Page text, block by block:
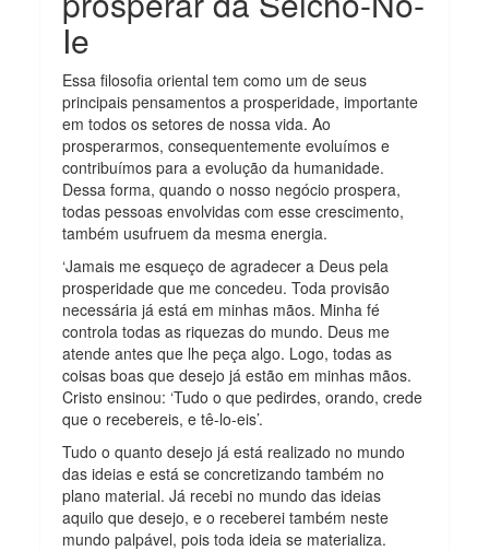
Ie
Essa filosofia oriental tem como um de seus
principais pensamentos a prosperidade, importante
em todos os setores de nossa vida. Ao
prosperarmos, consequentemente evoluímos e
contribuímos para a evolução da humanidade.
Dessa forma, quando o nosso negócio prospera,
todas pessoas envolvidas com esse crescimento,
também usufruem da mesma energia.
‘Jamais me esqueço de agradecer a Deus pela
prosperidade que me concedeu. Toda provisão
necessária já está em minhas mãos. Minha fé
controla todas as riquezas do mundo. Deus me
atende antes que lhe peça algo. Logo, todas as
coisas boas que desejo já estão em minhas mãos.
Cristo ensinou: ‘Tudo o que pedirdes, orando, crede
que o recebereis, e tê-lo-eis’.
Tudo o quanto desejo já está realizado no mundo
das ideias e está se concretizando também no
plano material. Já recebi no mundo das ideias
aquilo que desejo, e o receberei também neste
mundo palpável, pois toda ideia se materializa.